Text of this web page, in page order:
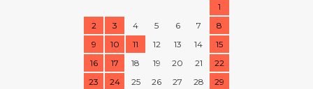
1
2
3 4 5 6 7
8
9
10 11 12 13 14
15
16
17 18 19 20 21
22
23
24 25 26 27 28
29